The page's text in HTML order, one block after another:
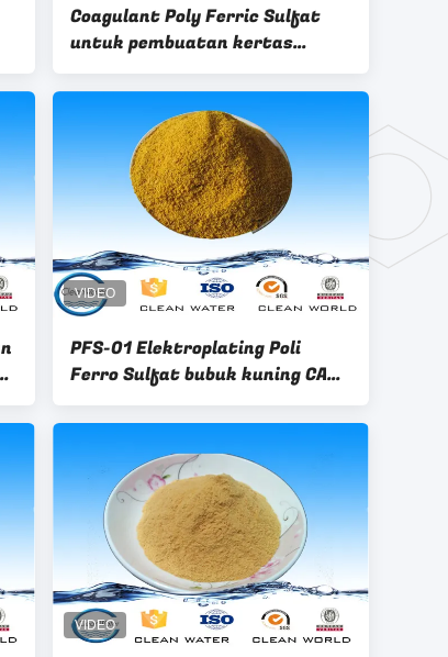
Coagulant Poly Ferric Sulfat
untuk pembuatan kertas
pengolahan air limbah
PFS-01 Elektroplating Poli
Ferro Sulfat bubuk kuning CAS
No 10028-22-5